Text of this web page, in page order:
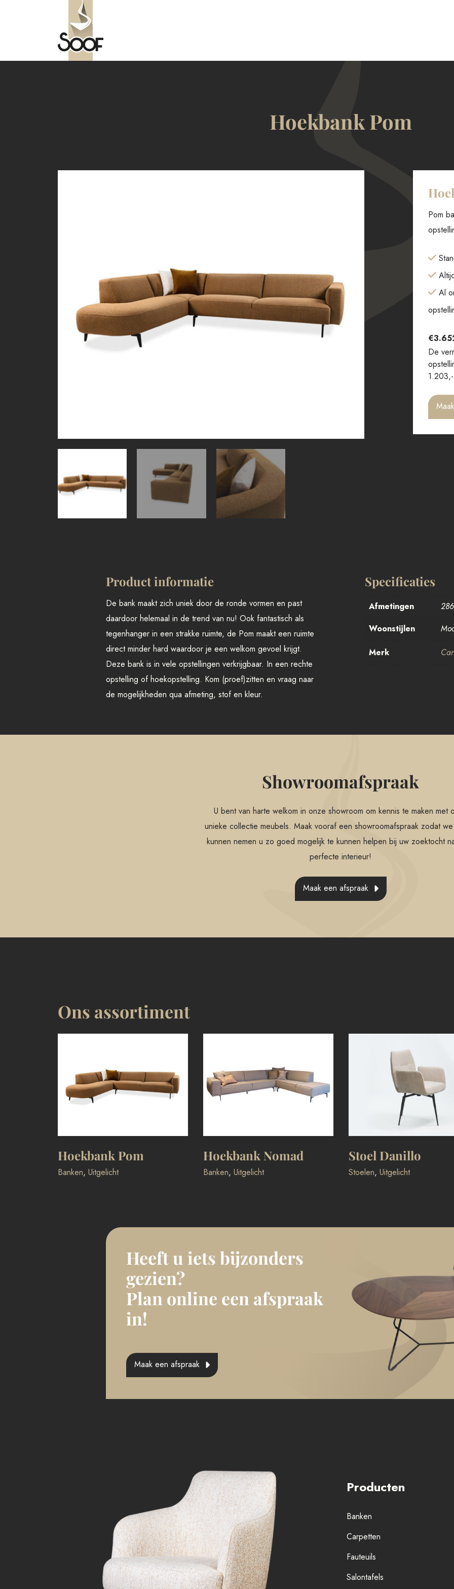
Hoekbank Pom
Pom
Al
€
De
1.203,-
Product informatie
De bank maakt zich uniek door de ronde vormen en past
daardoor helemaal in de trend van nu! Ook fantastisch als
tegenhanger in een strakke ruimte, de Pom maakt een ruimte
direct minder hard waardoor je een welkom gevoel krijgt.
Deze bank is in vele opstellingen verkrijgbaar. In een rechte
opstelling of hoekopstelling. Kom (proef)zitten en vraag naar
de mogelijkheden qua afmeting, stof en kleur.
Specificaties
Afmetingen
Woonstijlen
Merk
Showroomafspraak
U bent van harte welkom in onze showroom om kennis te maken met
unieke collectie meubels. Maak vooraf een showroomafspraak zodat
kunnen nemen u zo goed mogelijk te kunnen helpen bij uw zoektocht
perfecte interieur!
Maak een afspraak
Ons assortiment
Hoekbank Pom
Banken, Uitgelicht
Hoekbank Nomad
Banken, Uitgelicht
Stoel Danillo
Stoelen, Uitgelicht
Heeft u iets bijzonders
gezien?
Plan online een afspraak
in!
Maak een afspraak
Producten
Banken
Carpetten
Fauteuils
Salontafels